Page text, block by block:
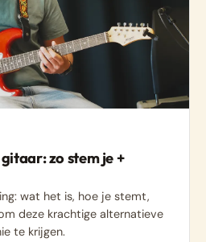
zo stem je +
wat het is, hoe je stemt,
deze krachtige alternatieve
te krijgen.